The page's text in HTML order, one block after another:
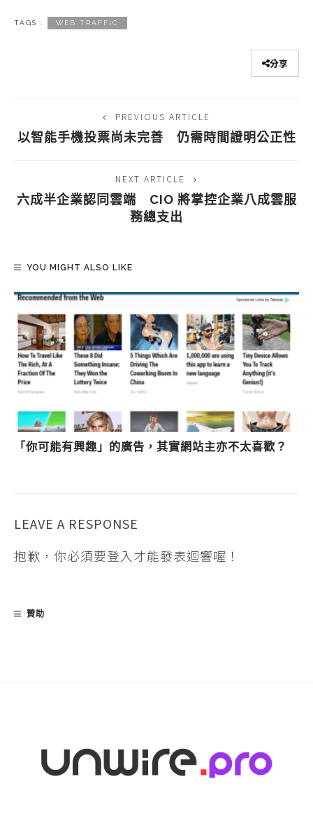
TAGS : WEB TRAFFIC
分享
PREVIOUS ARTICLE
以智能手機投票尚未完善 仍需時間證明公正性
NEXT ARTICLE
六成半企業認同雲端 CIO 將掌控企業八成雲服
務總支出
YOU MIGHT ALSO LIKE
「你可能有興趣」的廣告，其實網站主亦不太喜歡？
LEAVE A RESPONSE
抱歉，你必須要登入才能發表迴響喔！
贊助